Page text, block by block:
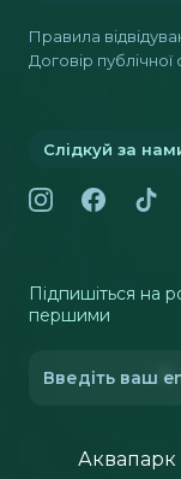
Правила
Договір
Слідкуй за
Підпишіться на
першими
Аквапарк